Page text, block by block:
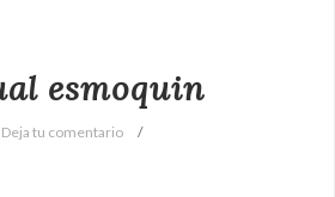
esmoquin
Deja tu comentario